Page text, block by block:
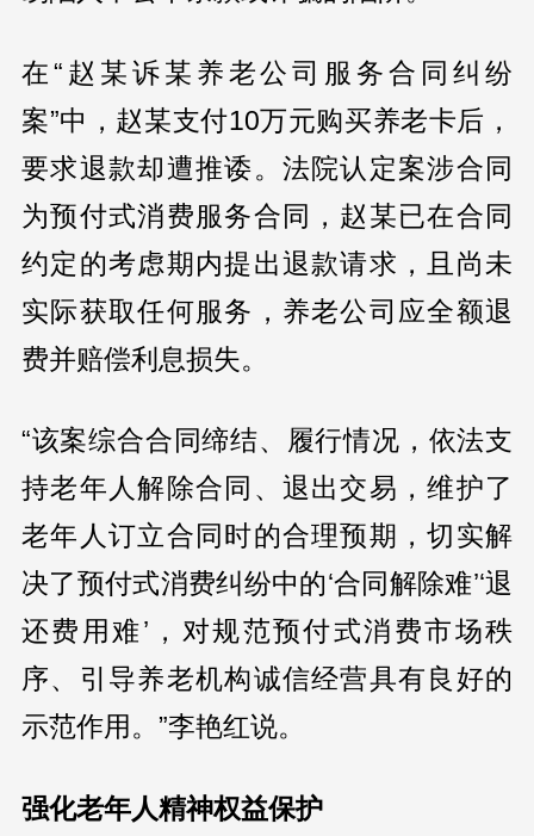
在“赵某诉某养老公司服务合同纠纷
案”中，赵某支付10万元购买养老卡后，
要求退款却遭推诿。法院认定案涉合同
为预付式消费服务合同，赵某已在合同
约定的考虑期内提出退款请求，且尚未
实际获取任何服务，养老公司应全额退
费并赔偿利息损失。
“该案综合合同缔结、履行情况，依法支
持老年人解除合同、退出交易，维护了
老年人订立合同时的合理预期，切实解
决了预付式消费纠纷中的‘合同解除难’‘退
还费用难’，对规范预付式消费市场秩
序、引导养老机构诚信经营具有良好的
示范作用。”李艳红说。
强化老年人精神权益保护